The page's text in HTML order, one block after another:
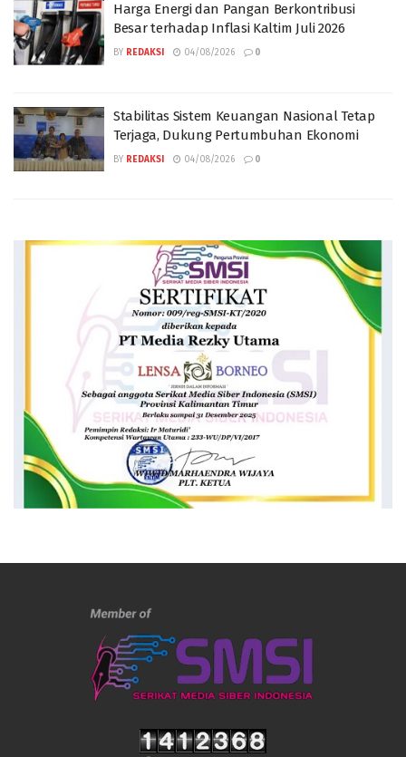
Harga Energi dan Pangan Berkontribusi
Besar terhadap Inflasi Kaltim Juli 2026
BY REDAKSI 04/08/2026 0
Stabilitas Sistem Keuangan Nasional Tetap
Terjaga, Dukung Pertumbuhan Ekonomi
BY REDAKSI 04/08/2026 0